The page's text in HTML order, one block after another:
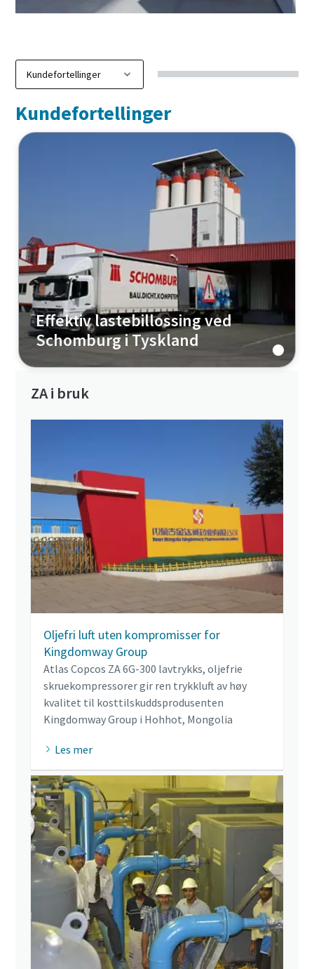
Kundefortellinger
Effektiv lastebillossing ved
Schomburg i Tyskland
ZA i bruk
Oljefri luft uten kompromisser for
Kingdomway Group
Atlas Copcos ZA 6G-300 lavtrykks, oljefrie
skruekompressorer gir ren trykkluft av høy
kvalitet til kosttilskuddsprodusenten
Kingdomway Group i Hohhot, Mongolia
Les mer